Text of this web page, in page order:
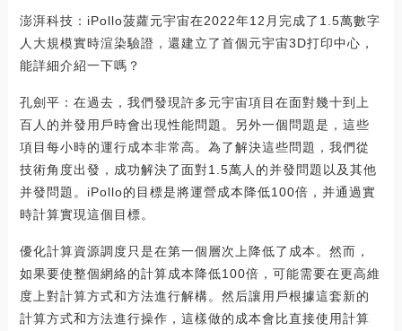
澎湃科技：iPollo菠蘿元宇宙在2022年12月完成了1.5萬數字
人大規模實時渲染驗證，還建立了首個元宇宙3D打印中心，
能詳細介紹一下嗎？
孔劍平：在過去，我們發現許多元宇宙項目在面對幾十到上
百人的并發用戶時會出現性能問題。另外一個問題是，這些
項目每小時的運行成本非常高。為了解決這些問題，我們從
技術角度出發，成功解決了面對1.5萬人的并發問題以及其他
并發問題。iPollo的目標是將運營成本降低100倍，并通過實
時計算實現這個目標。
優化計算資源調度只是在第一個層次上降低了成本。然而，
如果要使整個網絡的計算成本降低100倍，可能需要在更高維
度上對計算方式和方法進行解構。然后讓用戶根據這套新的
計算方式和方法進行操作，這樣做的成本會比直接使用計算